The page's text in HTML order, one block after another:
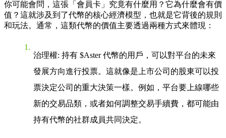
你可能會問，這張「會員卡」究竟有什麼用？它為什麼會有價
值？這就涉及到了代幣的核心經濟模型，也就是它背後的規則
和玩法。通常，這類代幣的價值主要透過兩種方式來體現：
治理權: 持有 $Aster 代幣的用戶，可以對平台的未來
發展方向進行投票。這就像是上市公司的股東可以投
票決定公司的重大決策一樣。例如，平台要上線哪些
新的交易品類，或者如何調整交易手續費，都可能由
持有代幣的社群成員共同決定。